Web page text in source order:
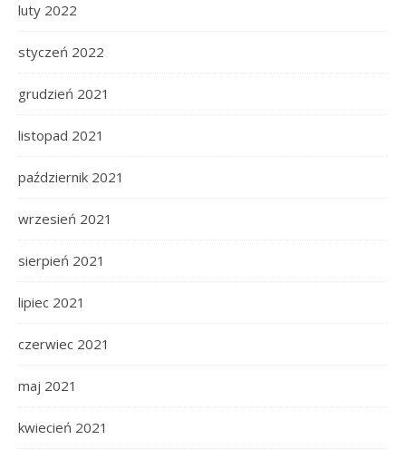
luty 2022
styczeń 2022
grudzień 2021
listopad 2021
październik 2021
wrzesień 2021
sierpień 2021
lipiec 2021
czerwiec 2021
maj 2021
kwiecień 2021